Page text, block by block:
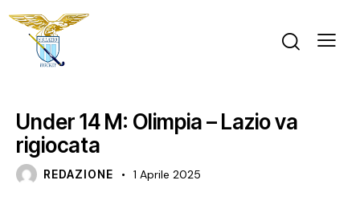
Under 14 M: Olimpia – Lazio va
rigiocata
REDAZIONE 1 Aprile 2025